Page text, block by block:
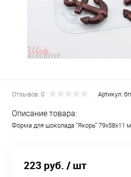
Отзывов: 0 Артикул:
Описание товара:
Форма для шоколада "Якорь" 79х58х11
223 руб. / шт